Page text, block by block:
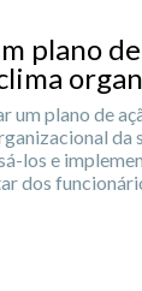
plano
um plano de
da
los e
dos